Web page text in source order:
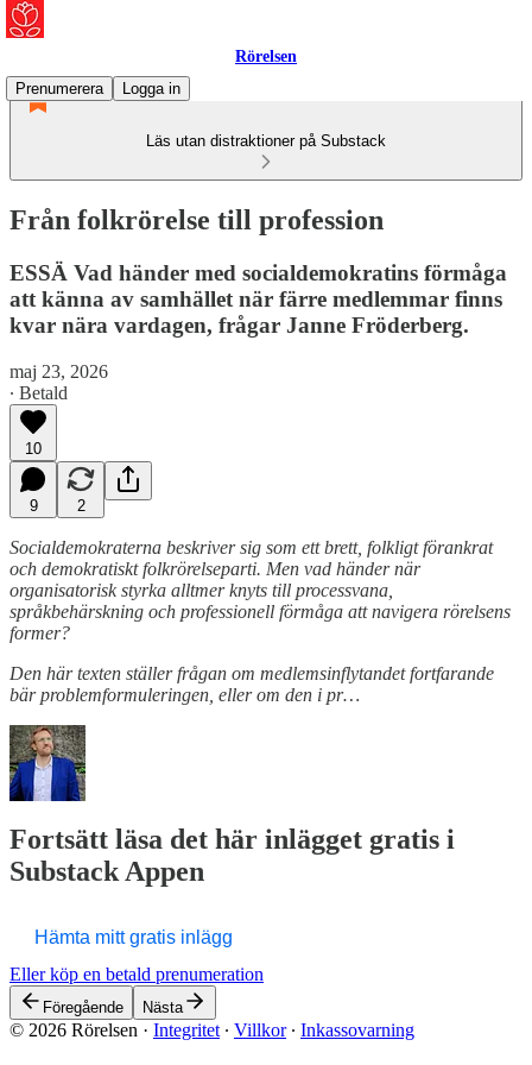
Rörelsen
Prenumerera
Logga in
Läs utan distraktioner på Substack
Från folkrörelse till profession
ESSÄ Vad händer med socialdemokratins förmåga
att känna av samhället när färre medlemmar finns
kvar nära vardagen, frågar Janne Fröderberg.
maj 23, 2026
∙ Betald
10
9 2
Socialdemokraterna beskriver sig som ett brett, folkligt förankrat
och demokratiskt folkrörelseparti. Men vad händer när
organisatorisk styrka alltmer knyts till processvana,
språkbehärskning och professionell förmåga att navigera rörelsens
former?
Den här texten ställer frågan om medlemsinflytandet fortfarande
bär problemformuleringen, eller om den i pr…
Fortsätt läsa det här inlägget gratis i
Substack Appen
Hämta mitt gratis inlägg
Eller köp en betald prenumeration
Föregående Nästa
© 2026 Rörelsen · Integritet ∙ Villkor∙ Inkassovarning